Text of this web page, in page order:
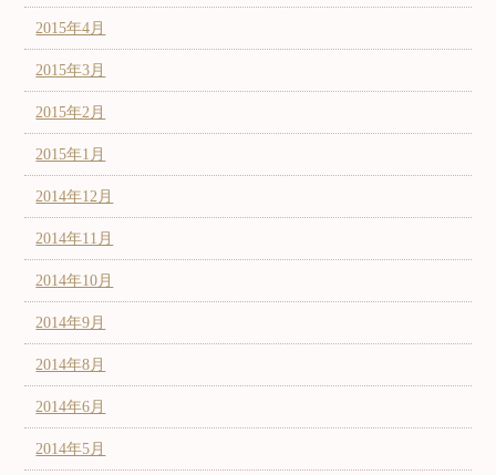
2015年4月
2015年3月
2015年2月
2015年1月
2014年12月
2014年11月
2014年10月
2014年9月
2014年8月
2014年6月
2014年5月